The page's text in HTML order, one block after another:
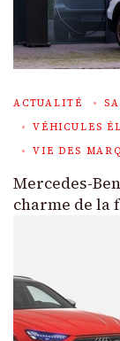
ACTUALITÉ
VÉHICULES
VIE DES
Mercedes-
charme de la